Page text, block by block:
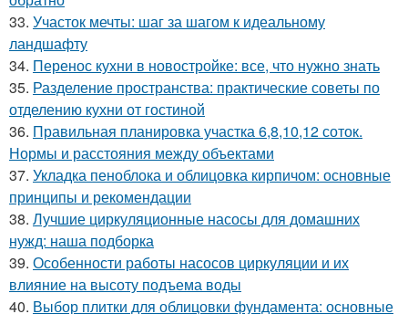
33. Участок мечты: шаг за шагом к идеальному
ландшафту
34. Перенос кухни в новостройке: все, что нужно знать
35. Разделение пространства: практические советы по
отделению кухни от гостиной
36. Правильная планировка участка 6,8,10,12 соток.
Нормы и расстояния между объектами
37. Укладка пеноблока и облицовка кирпичом: основные
принципы и рекомендации
38. Лучшие циркуляционные насосы для домашних
нужд: наша подборка
39. Особенности работы насосов циркуляции и их
влияние на высоту подъема воды
40. Выбор плитки для облицовки фундамента: основные